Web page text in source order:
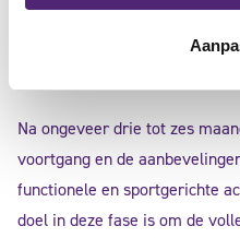
Na ongeveer drie tot zes
voortgang en de
functionele en sportgerichte
doel in deze fase is om de